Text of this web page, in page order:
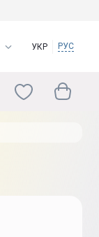
УКР РУС